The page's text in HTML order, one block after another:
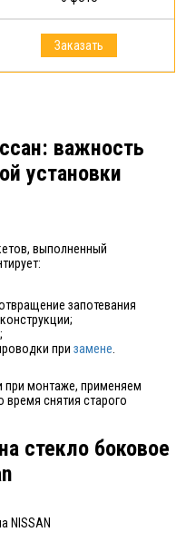
Заказать
важность
установки
выполненный
запотевания
при замене.
при монтаже, применяем
снятия старого
стекло боковое